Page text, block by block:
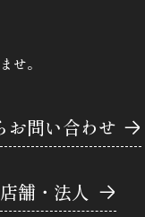
せ。
お問い合わせ
店舗・法人